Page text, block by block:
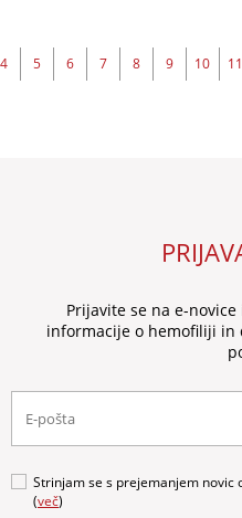
4 5 6 7 8 9 10 11
Prijavite se na e-
informacije o hemofiliji in
Strinjam se s prejemanjem novic
(več)